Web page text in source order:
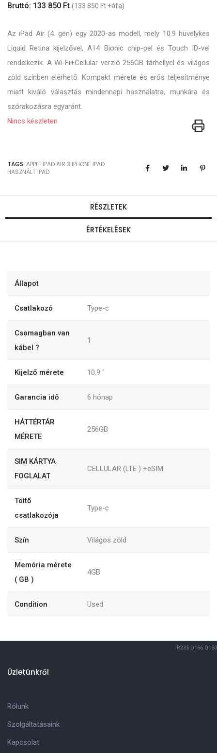
Bruttó: 133 850 Ft (133 850 Ft +áfa)
Az iPad Air (4. gen) egy 2020-as modell, mely 10.9 hüvelykes
Liquid Retina kijelzővel, A14 Bionic chip-pel és Touch ID-vel
rendelkezik. A Wi-Fi+Cellular verzió 256GB tárhellyel és világos
zöld színben elérhető. Kompakt mérete és erős teljesítménye
miatt kiváló választás mindennapi használatra, munkára és
szórakozásra egyaránt.
Nincs készleten
TAGS: APPLE IPAD AIR 3 IPHONE IPAD
HASZNÁLT IPAD
RÉSZLETEK
ÉRTÉKELÉSEK
Állapot
Csatlakozó Type-c
Csomagban van
kábel ?
1
Kijelző mérete 10.9 "
Garancia idő 6 hónap
HÁTTÉRTÁR
MÉRETE
256GB
SIM KÁRTYA
FOGLALAT
CELLULAR (LTE ) +eSIM
Töltő
csatlakozója
Type-c
Szín Világos zöld
Memória mérete
( GB )
4GB
Condition Used
R235 D166 Q150
Üzletünkről
Rólunk
Szolgáltatásaink
Kapcsolat